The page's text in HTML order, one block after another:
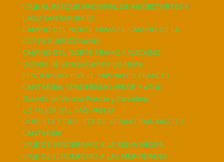
VIAJE AL PARQUE NACIONAL DE AIGÜESTORTES Y
LAGO SAN MAURICIO
CAMINO DEL NORTE TRAMO I- CAMINO DE LA
COSTA GUIPUZCOANO
CAMINO DEL NORTE TRAMO II VIZCAINO
Doblete de Verano Camino del Norte
SENDERISMO POR EL PAÍS VASCO FRANCÉS
CANTABRIA, SENDERISMO VERDE Y AZUL
Doblete de Verano Francia y Cantabria
LO MEJOR DEL PAÍS VASCO
DOBLETE Y TRIPLETE DE VERANO PAIS VASCO Y
CANTABRIA
VIAJE DE SENDERISMO A LA SELVA NEGRA
VIAJE DE SENDERISMO A LAS MERINDADES